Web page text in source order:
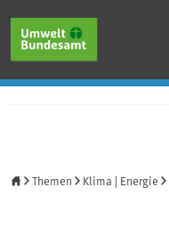
Themen Klima | Energie